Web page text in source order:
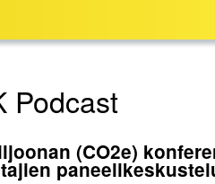
Podcast
(CO2e)